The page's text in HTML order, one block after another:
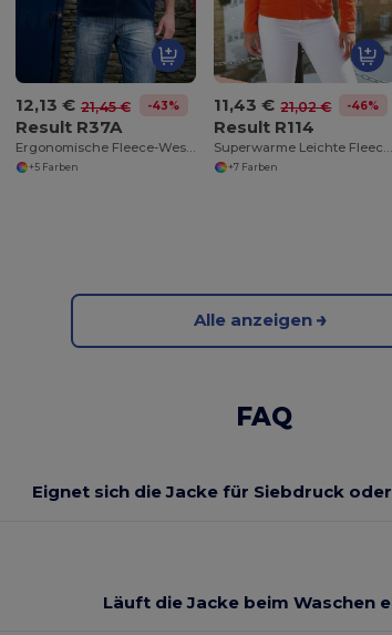
12,13 € 21,45 € -43%
Result R37A
Ergonomische Fleece-Weste für Aktive
+5 Farben
11,43 € 21,02 € -46%
Result R114
Superwarme Leichte Fleecejacke mit Stretch
+7 Farben
Alle anzeigen
FAQ
Eignet sich die Jacke für Siebdruck
Läuft die Jacke beim Waschen